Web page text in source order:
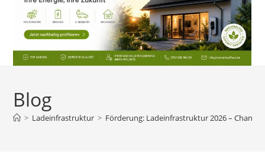
Blog
> Ladeinfrastruktur > Förderung: Ladeinfrastruktur 2026 –